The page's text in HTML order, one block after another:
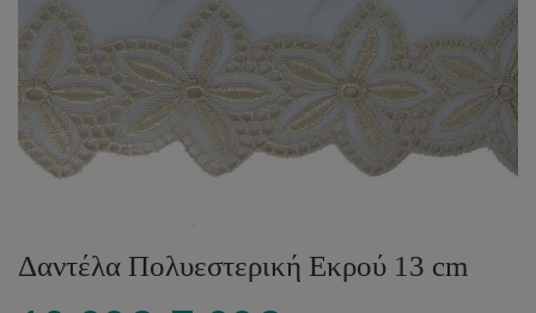
Δαντέλα Πολυεστερική Εκρού 13 cm